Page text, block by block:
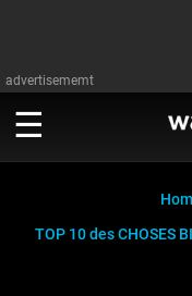
advertisememt
TOP 10 des CHOSES